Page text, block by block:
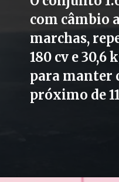
com câmbio
marchas,
180 cv e 30,6
para manter
próximo de